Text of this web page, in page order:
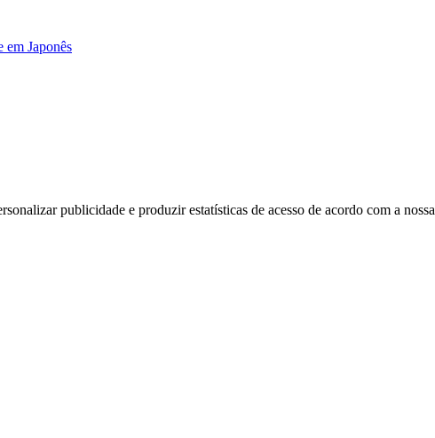
em Japonês
publicidade e produzir estatísticas de acesso de acordo com a nossa